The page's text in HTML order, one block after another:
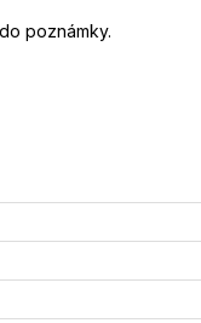
poznámky.